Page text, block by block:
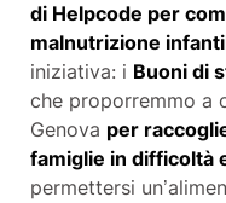
di Helpcode per
malnutrizione
iniziativa: i Buoni di
che proporremmo a
Genova per
famiglie in difficoltà
permettersi